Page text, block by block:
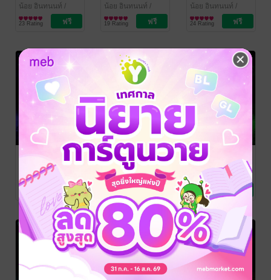
2
น้อย อินทนนท์ /
Thai Classic
Books
นิยายผจญภัย/บู๊แอก
ชัน
23 Rating
1
น้อย อินทนนท์ /
Thai Classic
Books
นิยายผจญภัย/บู๊แอก
ชัน
19 Rating
สุดท้าย
น้อย อินทนนท์ /
Thai Classic
Books
นิยายผจญภัย/บู๊แอก
ชัน
24 Rating
ล่องไพร ตอน
ทางช้างเผือก
น้อย อินทนนท์
Thai Classic
Books
นิยายผจญภัย/บู๊แอก
ชัน
28 Rating
ล่องไพร ตอน
เสือกึ่งพุทธกาล
น้อย อินทนนท์/
Thai Classic
Books
นิยายผจญภัย/บู๊แอก
ชัน
21 Rating
ล่องไพร ตอน
เทวรูปชาวอิน
คา
น้อย อินทนนท์
Thai Classic
Books
นิยายผจญภัย/บู๊แอก
ชัน
20 Rating